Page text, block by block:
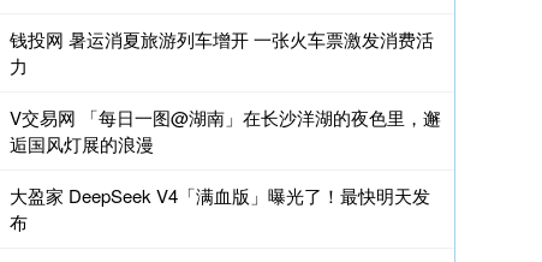
钱投网 暑运消夏旅游列车增开 一张火车票激发消费活
力
V交易网 「每日一图@湖南」在长沙洋湖的夜色里，邂
逅国风灯展的浪漫
大盈家 DeepSeek V4「满血版」曝光了！最快明天发
布